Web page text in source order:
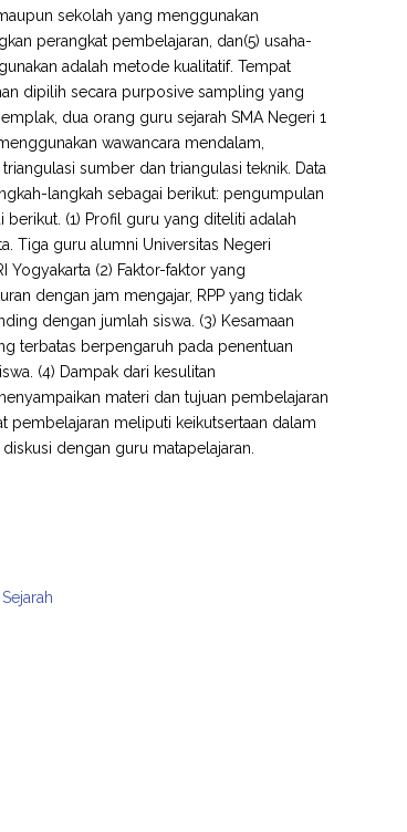
sekolah yang menggunakan
perangkat pembelajaran, dan(5) usaha-
adalah metode kualitatif. Tempat
dipilih secara purposive sampling yang
dua orang guru sejarah SMA Negeri 1
wawancara mendalam,
sumber dan triangulasi teknik. Data
langkah sebagai berikut: pengumpulan
berikut. (1) Profil guru yang diteliti adalah
Tiga guru alumni Universitas Negeri
Yogyakarta (2) Faktor-faktor yang
dengan jam mengajar, RPP yang tidak
dengan jumlah siswa. (3) Kesamaan
terbatas berpengaruh pada penentuan
(4) Dampak dari kesulitan
materi dan tujuan pembelajaran
pembelajaran meliputi keikutsertaan dalam
dengan guru matapelajaran.